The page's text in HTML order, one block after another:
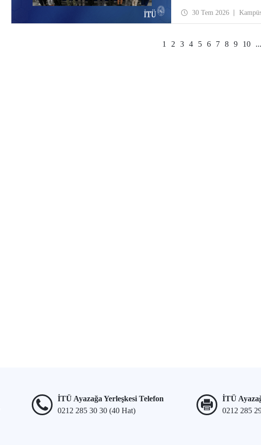
30 Tem 2026
1 2 3 4 5 6 7 8 9 10 ...
İTÜ Ayazağa Yerleşkesi Telefon
0212 285 30 30 (40 Hat)
İTÜ
0212 285